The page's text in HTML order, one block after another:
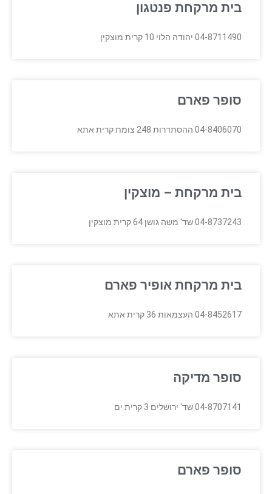
בית מרקחת פנטגון
04-8711490 יהודה הלוי 10 קרית מוצקין
סופר פארם
04-8406070 ההסתדרות 248 צומת קרית אתא
בית מרקחת – מוצקין
04-8737243 שד' משה גושן 64 קרית מוצקין
בית מרקחת אופיר פארם
04-8452617 העצמאות 36 קרית אתא
סופר מדיקה
04-8707141 שד' ירושלים 3 קרית ים
סופר פארם